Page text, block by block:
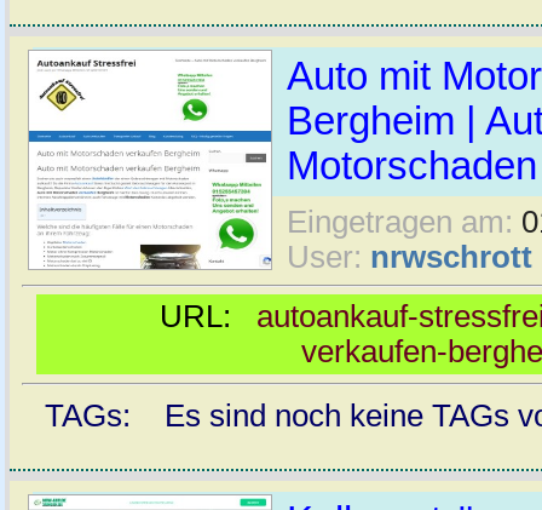
Auto mit
Bergheim |
Eingetragen am:
User: nrwschrott
URL: autoankauf-
verkaufen-
TAGs: Es sind noch keine TAGs